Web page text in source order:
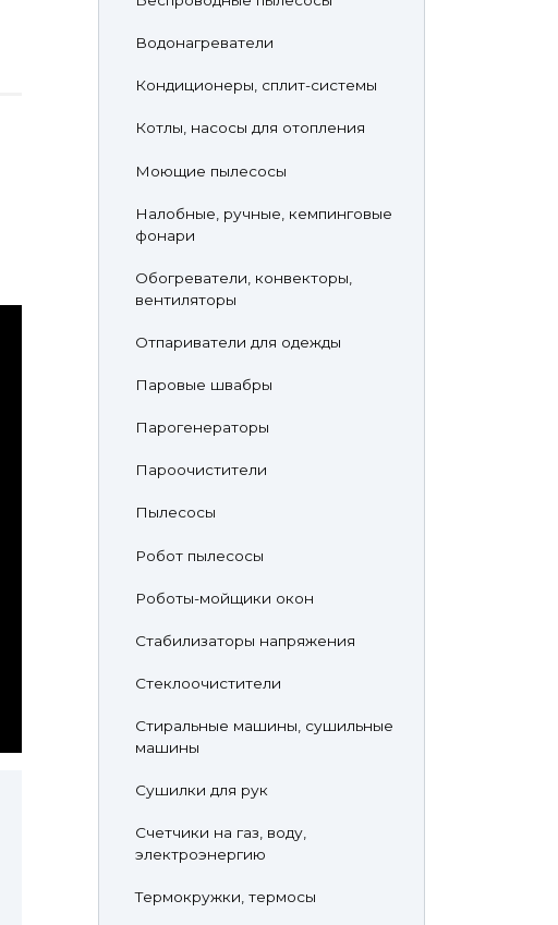
Водонагреватели
Кондиционеры, сплит-системы
Котлы, насосы для отопления
Моющие пылесосы
Налобные, ручные, кемпинговые
фонари
Обогреватели, конвекторы,
вентиляторы
Отпариватели для одежды
Паровые швабры
Парогенераторы
Пароочистители
Пылесосы
Робот пылесосы
Роботы-мойщики окон
Стабилизаторы напряжения
Стеклоочистители
Стиральные машины, сушильные
машины
Сушилки для рук
Счетчики на газ, воду,
электроэнергию
Термокружки, термосы